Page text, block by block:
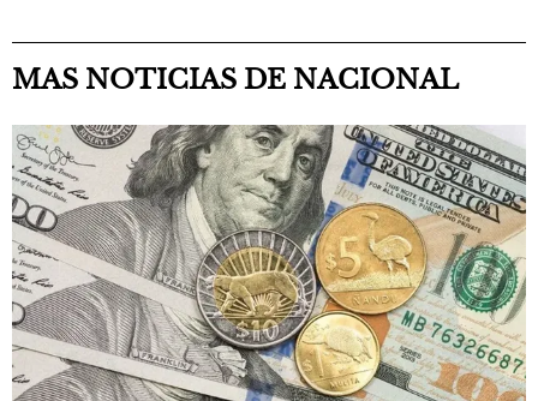
MAS NOTICIAS DE NACIONAL